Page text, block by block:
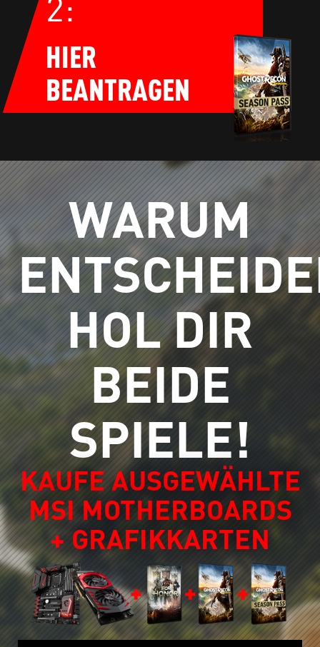
HIER
BEANTRAGEN
WARUM
HOL DIR
BEIDE
SPIELE!
KAUFE AUSGEWÄHLTE
MSI MOTHERBOARDS
+ GRAFIKKARTEN